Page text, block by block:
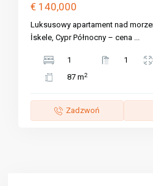
€ 140,000
Luksusowy apartament nad
İskele, Cypr Północny – cena ...
1 1
87 m2
Zadzwoń